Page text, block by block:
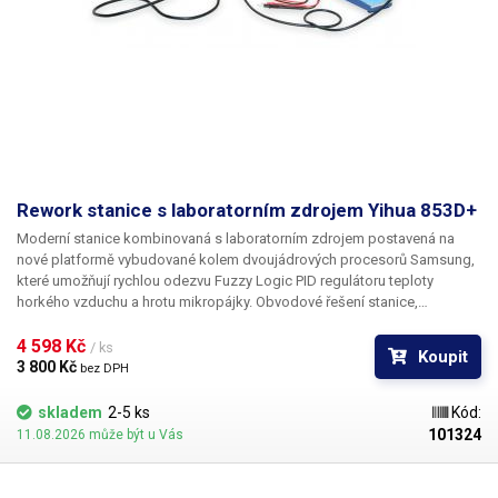
Rozměry (šířka - výška -
hloubka) [mm]
130-150-280 mm
Napětí
Váha balení [kg]:
Rework stanice s laboratorním zdrojem Yihua 853D+
Moderní stanice kombinovaná s laboratorním zdrojem postavená na
nové platformě vybudované kolem dvoujádrových procesorů Samsung,
které umožňují rychlou odezvu Fuzzy Logic PID regulátoru teploty
horkého vzduchu a hrotu mikropájky. Obvodové řešení stanice,
zpracování výrobků Yihua představuje posun oproti entry-level
systémům řady 850 a 852. Popisovaná varianta "+" je osazena
koncových stupňů mobilních telefonů.
4 598 Kč / ks
3 800 Kč bez DPH
Koupit
skladem 2-5 ks
11.08.2026 může být u Vás
Kód:
101324